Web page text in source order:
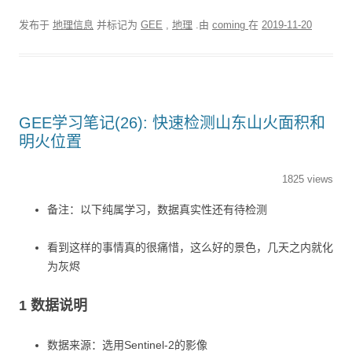
发布于 地理信息 并标记为 GEE 地理 .由 coming 在 2019-11-20
GEE学习笔记(26): 快速检测山东山火面积和
明火位置
1825 views
备注：以下纯属学习，数据真实性还有待检测
看到这样的事情真的很痛惜，这么好的景色，几天之内就化
为灰烬
1 数据说明
数据来源：选用Sentinel-2的影像